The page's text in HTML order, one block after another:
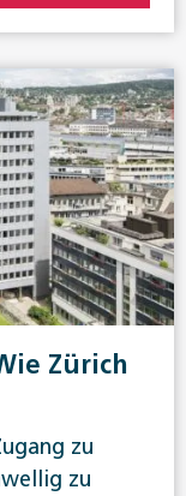
Zürich
zu
zu